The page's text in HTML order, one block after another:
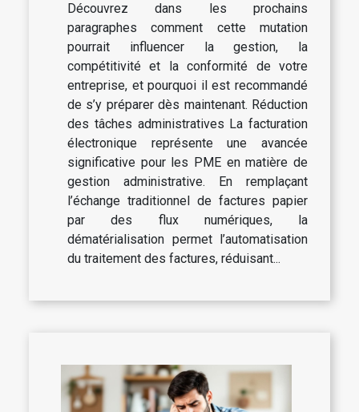
Découvrez dans les prochains
paragraphes comment cette mutation
pourrait influencer la gestion, la
compétitivité et la conformité de votre
entreprise, et pourquoi il est recommandé
de s’y préparer dès maintenant. Réduction
des tâches administratives La facturation
électronique représente une avancée
significative pour les PME en matière de
gestion administrative. En remplaçant
l’échange traditionnel de factures papier
par des flux numériques, la
dématérialisation permet l’automatisation
du traitement des factures, réduisant...